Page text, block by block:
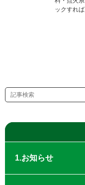
ックすれ
1.お知らせ